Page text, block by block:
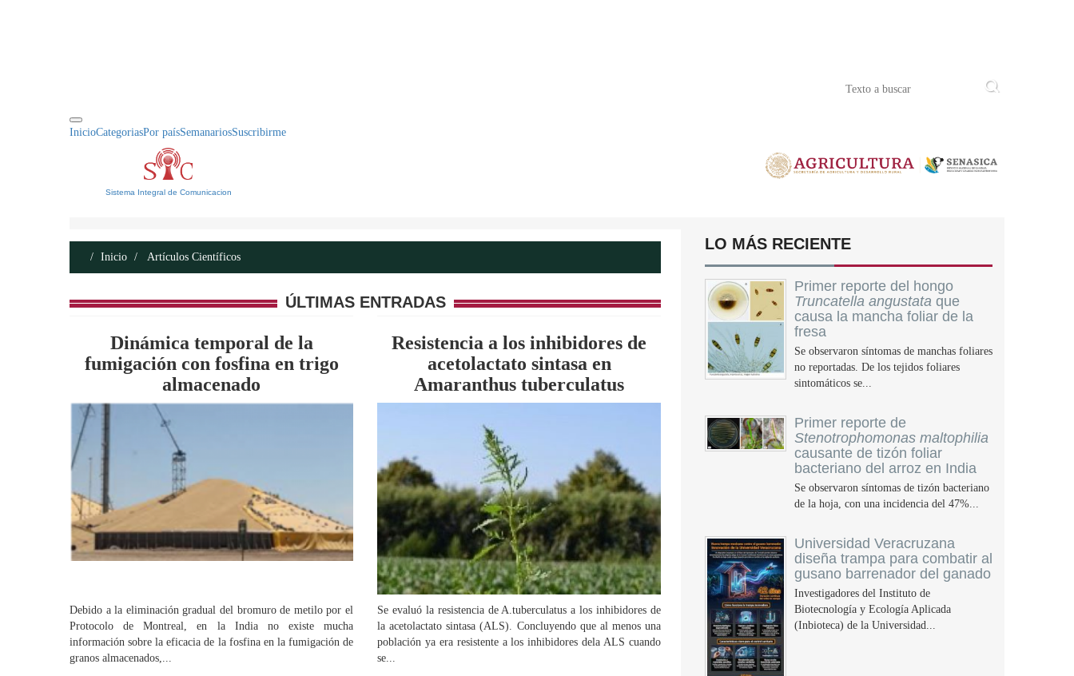
InicioCategoriasPor paísSemanariosSuscribirme
Sistema Integral de Comunicacion
Inicio Artículos Científicos
ÚLTIMAS ENTRADAS
Dinámica temporal de la
fumigación con fosfina en trigo
almacenado
Debido a la eliminación gradual del bromuro de metilo por el
Protocolo de Montreal, en la India no existe mucha
información sobre la eficacia de la fosfina en la fumigación de
granos almacenados,...
Resistencia a los inhibidores de
acetolactato sintasa en
Amaranthus tuberculatus
Se evaluó la resistencia de A.tuberculatus a los inhibidores de
la acetolactato sintasa (ALS). Concluyendo que al menos una
población ya era resistente a los inhibidores dela ALS cuando
se...
LO MÁS RECIENTE
Primer reporte del hongo
Truncatella angustata que
causa la mancha foliar de la
fresa
Se observaron síntomas de manchas foliares
no reportadas. De los tejidos foliares
sintomáticos se...
Primer reporte de
Stenotrophomonas maltophilia
causante de tizón foliar
bacteriano del arroz en India
Se observaron síntomas de tizón bacteriano
de la hoja, con una incidencia del 47%...
Universidad Veracruzana
diseña trampa para combatir al
gusano barrenador del ganado
Investigadores del Instituto de
Biotecnología y Ecología Aplicada
(Inbioteca) de la Universidad...